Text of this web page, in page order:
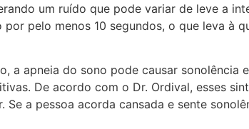
um ruído que pode variar de leve a
pelo menos 10 segundos, o que leva à
a apneia do sono pode causar
De acordo com o Dr. Ordival, esses
Se a pessoa acorda cansada e sente